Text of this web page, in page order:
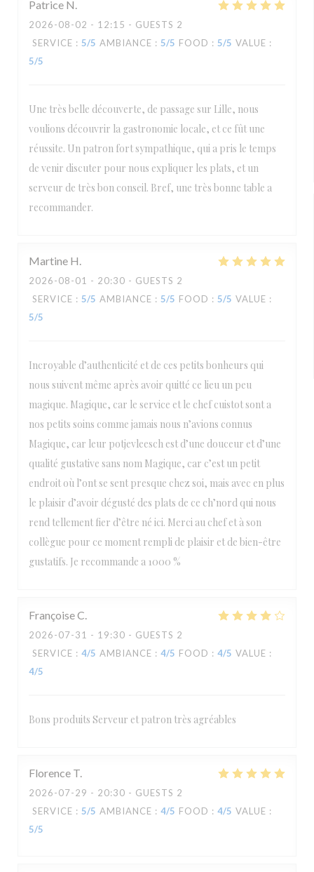
Patrice N
2026-08-02 - 12:15 - GUESTS 2
SERVICE : 5/5 AMBIANCE : 5/5 FOOD : 5/5 VALUE :
5/5
Une très belle découverte, de passage sur Lille, nous
voulions découvrir la gastronomie locale, et ce fût une
réussite. Un patron fort sympathique, qui a pris le temps
de venir discuter pour nous expliquer les plats, et un
serveur de très bon conseil. Bref, une très bonne table a
recommander.
Martine H
2026-08-01 - 20:30 - GUESTS 2
SERVICE : 5/5 AMBIANCE : 5/5 FOOD : 5/5 VALUE :
5/5
Incroyable d’authenticité et de ces petits bonheurs qui
nous suivent même après avoir quitté ce lieu un peu
magique. Magique, car le service et le chef cuistot sont a
nos petits soins comme jamais nous n’avions connus
Magique, car leur potjevleesch est d’une douceur et d’une
qualité gustative sans nom Magique, car c’est un petit
endroit où l’ont se sent presque chez soi, mais avec en plus
le plaisir d’avoir dégusté des plats de ce ch’nord qui nous
rend tellement fier d’être né ici. Merci au chef et à son
collègue pour ce moment rempli de plaisir et de bien-être
gustatifs. Je recommande a 1000 %
FrançoiseC
2026-07-31 - 19:30 - GUESTS 2
SERVICE : 4/5 AMBIANCE : 4/5 FOOD : 4/5 VALUE :
4/5
Bons produits Serveur et patron très agréables
Florence T
2026-07-29 - 20:30 - GUESTS 2
SERVICE : 5/5 AMBIANCE : 4/5 FOOD : 4/5 VALUE :
5/5